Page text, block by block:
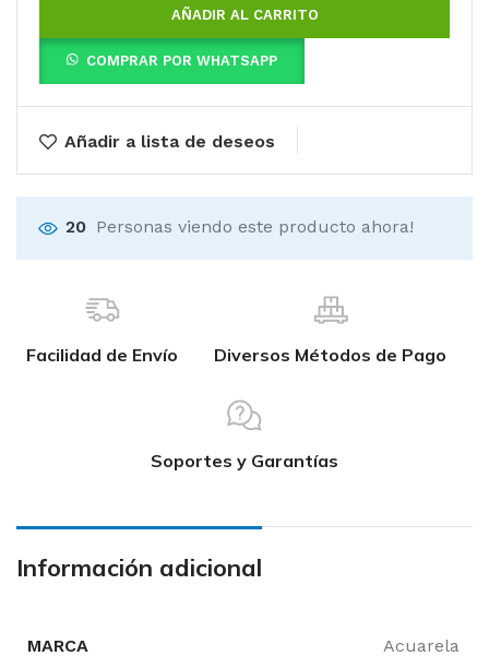
AÑADIR AL CARRITO
COMPRAR POR WHATSAPP
Añadir a lista de deseos
20 Personas viendo este producto ahora!
Facilidad de Envío Diversos Métodos de Pago
Soportes y Garantías
Información adicional
MARCA Acuarela